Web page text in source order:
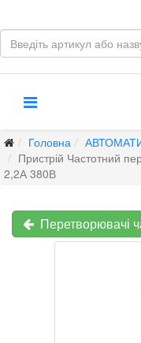
Головна
Пристрій Частотний
2,2А 380В
Перетворювачі